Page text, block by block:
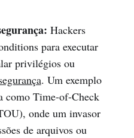
Hackers
para executar
privilégios ou
. Um exemplo
como Time-of-Check
onde um invasor
de arquivos ou